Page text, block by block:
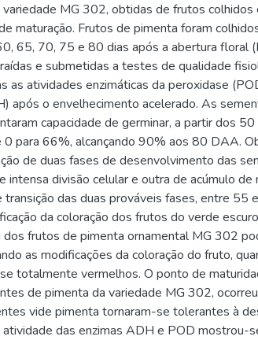
MG 302, obtidas de frutos colhidos
maturação. Frutos de pimenta foram
65, 70, 75 e 80 dias após a abertura floral
e submetidas a testes de qualidade
as atividades enzimáticas da peroxidase
após o envelhecimento acelerado. As
capacidade de germinar, a partir dos
0 para 66%, alcançando 90% aos 80 DAA.
de duas fases de desenvolvimento das
intensa divisão celular e outra de acúmulo de
transição das duas prováveis fases, entre 55
da coloração dos frutos do verde
frutos de pimenta ornamental MG 302
as modificações da coloração do fruto,
totalmente vermelhos. O ponto de
de pimenta da variedade MG 302,
vide pimenta tornaram-se tolerantes à
das enzimas ADH e POD mostrou-